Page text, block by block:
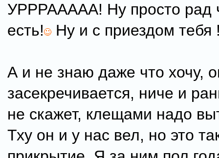
УРРРААААА! Ну просто рад
есть!
Ну и с приездом тебя
А и не знаю даже что хочу,
засекречивается, ниче и
не скажет, клещами надо
Тху он и у нас вел, но это